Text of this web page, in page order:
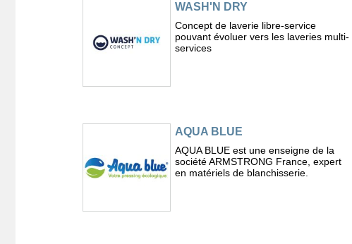
WASH'N DRY
Concept de laverie libre-service
pouvant évoluer vers les laveries multi-
services
AQUA BLUE
AQUA BLUE est une enseigne de la
société ARMSTRONG France, expert
en matériels de blanchisserie.